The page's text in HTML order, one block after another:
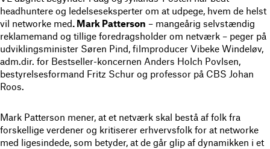
headhuntere og ledelseseksperter om at udpege, hvem de helst
vil networke med. Mark Patterson – mangeårig selvstændig
reklamemand og tillige foredragsholder om netværk – peger på
udviklingsminister Søren Pind, filmproducer Vibeke Windeløv,
adm.dir. for Bestseller-koncernen Anders Holch Povlsen,
bestyrelsesformand Fritz Schur og professor på CBS Johan
Roos.
Mark Patterson mener, at et netværk skal bestå af folk fra
forskellige verdener og kritiserer erhvervsfolk for at networke
med ligesindede, som betyder, at de går glip af dynamikken i et